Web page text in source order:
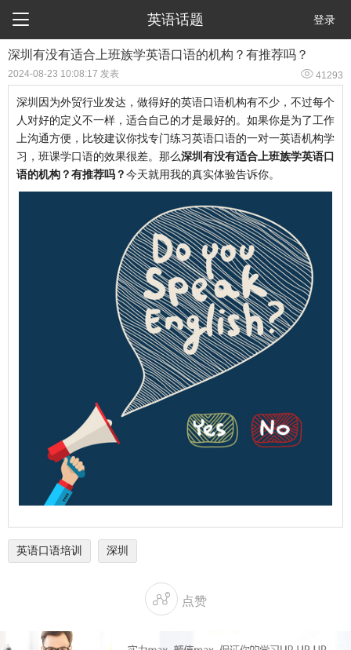
 英语话题 登录
深圳有没有适合上班族学英语口语的机构？有推荐吗？
2024-08-23 10:08:17 发表  41293
深圳因为外贸行业发达，做得好的英语口语机构有不少，不过每个
人对好的定义不一样，适合自己的才是最好的。如果你是为了工作
上沟通方便，比较建议你找专门练习英语口语的一对一英语机构学
习，班课学口语的效果很差。那么深圳有没有适合上班族学英语口
语的机构？有推荐吗？今天就用我的真实体验告诉你。
英语口语培训 深圳
 点赞